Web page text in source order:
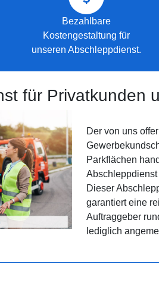
Bezahlbare
Kostengestaltung für
unseren Abschleppdienst.
für Privatkunden
Der von uns
Parkflächen
Dieser
garantiert eine
Auftraggeber
lediglich